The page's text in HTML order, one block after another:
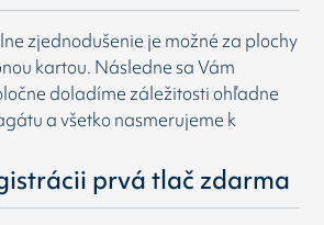
zjednodušenie je možné za plochy
kartou. Následne sa Vám
doladíme záležitosti ohľadne
a všetko nasmerujeme k
prvá tlač zdarma